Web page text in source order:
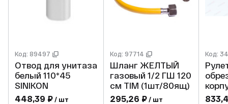
Код: 89497
Отвод для унитаза
белый 110*45
SINIKON
448,39 ₽ / шт
Код: 97714
Шланг ЖЕЛТЫЙ
газовый 1/2 ГШ 120
см TIM (1шт/80ящ)
295,26 ₽ / шт
Код: